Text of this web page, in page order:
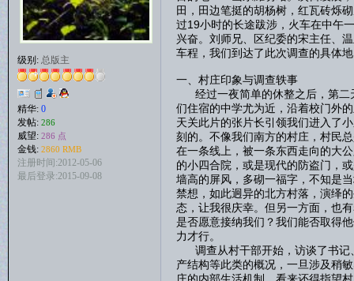
级别: 总版主
精华: 0
发帖: 286
威望: 286 点
金钱: 2860 RMB
注册时间:2012-05-06
最后登录:2015-09-08
田，田边笔挺的胡杨树，红瓦砖烁
过19小时的长途跋涉，火车在中午
兴奋。刘师兄、区纪委的宋主任、
车程，我们到达了此次调查的具体
一、村庄印象与调查轶事
经过一夜简单的休整之后，第二
们住宿的中学尤为近，沿着校门外
天关此片的张片长引领我们进入了
刻的。不像我们南方的村庄，村民
在一条线上，被一条东西走向的大
的小四合院，或是现代的防盗门，
墙高的屏风，多砌一福字，不知是
禁想，如此迥异的北方村落，演绎
态，让我很庆幸。但另一方面，也
是否愿意接纳我们？我们能否取得
力才行。
调查从村干部开始，访谈了书记
产结构等此类的概况，一旦涉及稍
庄的内部生活机制，看来还得指望